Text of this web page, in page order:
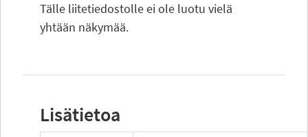
Tälle liitetiedostolle ei ole luotu vielä
yhtään näkymää.
Lisätietoa